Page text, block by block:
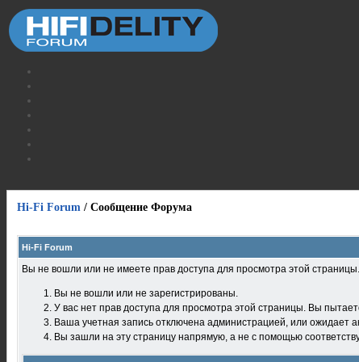
Hi-Fi Forum / Сообщение Форума
Hi-Fi Forum
Вы не вошли или не имеете прав доступа для просмотра этой
Вы не вошли или не зарегистрированы.
У вас нет прав доступа для просмотра этой страницы. Вы
Ваша учетная запись отключена администрацией, или ожидает
Вы зашли на эту страницу напрямую, а не с помощью